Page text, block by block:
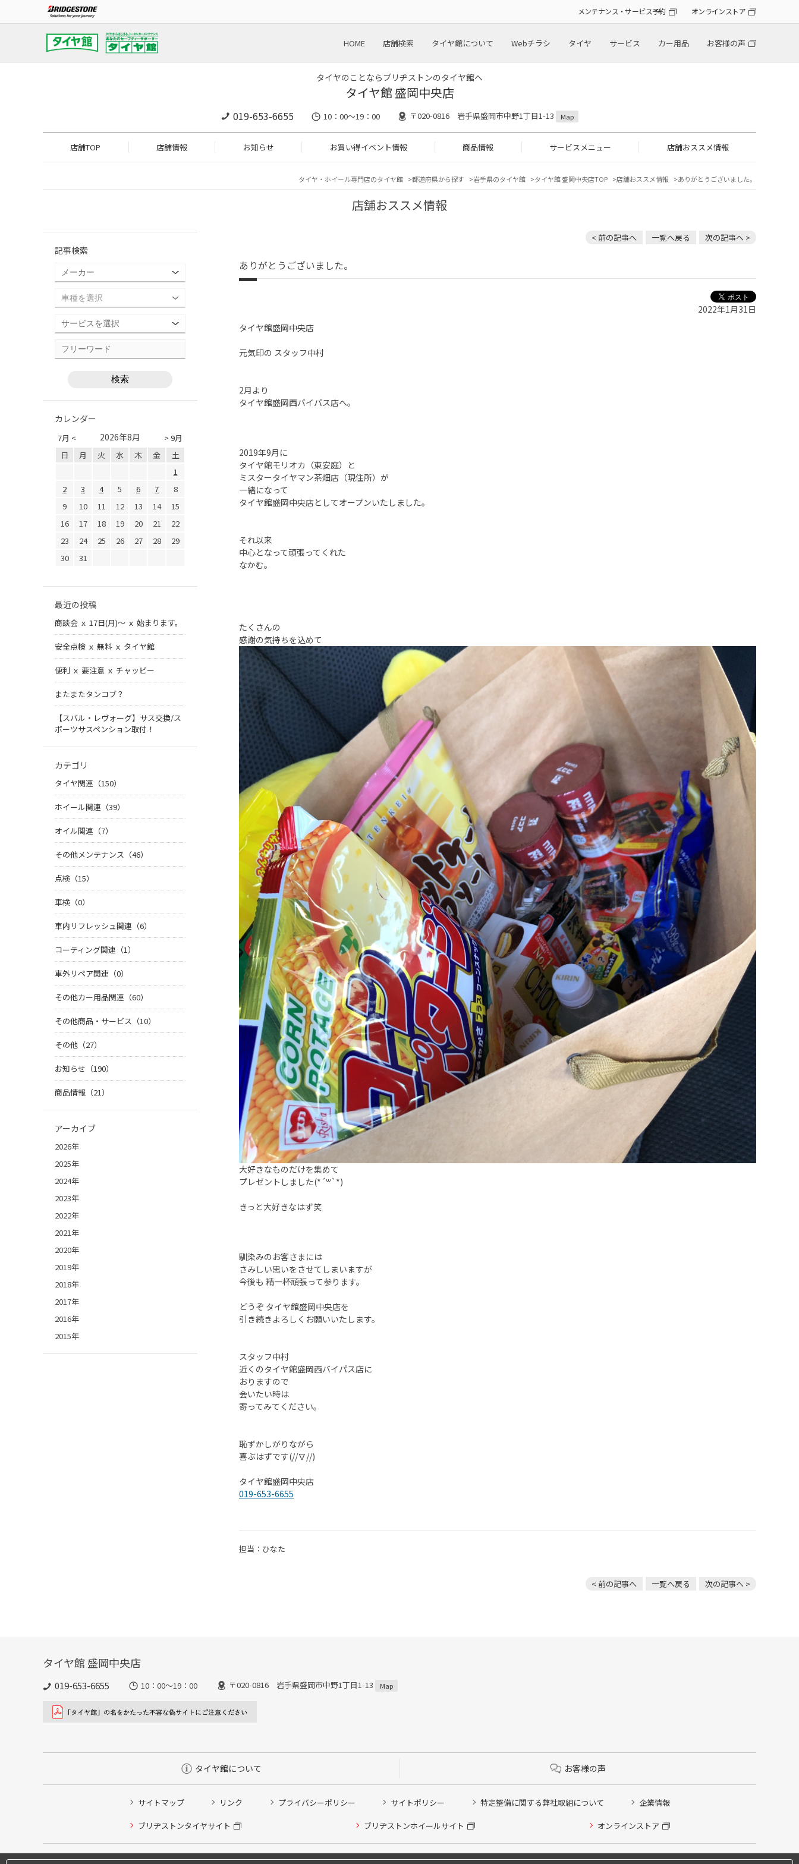
メンテナンス・サービス予約 オンラインストア
HOME 店舗検索 タイヤ館について Webチラシ タイヤ サービス カー用品 お客様の声
タイヤのことならブリヂストンのタイヤ館へ
タイヤ館 盛岡中央店
019-653-6655 10：00～19：00 〒020-0816 岩手県盛岡市中野1丁目1-13 Map
店舗TOP 店舗情報 お知らせ お買い得イベント情報 商品情報 サービスメニュー 店舗おススメ情報
タイヤ・ホイール専門店のタイヤ館 都道府県から探す 岩手県のタイヤ館 タイヤ館 盛岡中央店TOP 店舗おススメ情報 ありがとうございました。
店舗おススメ情報
< 前の記事へ 一覧へ戻る 次の記事へ >
ありがとうございました。
2022年1月31日
タイヤ館盛岡中央店
元気印の スタッフ中村
2月より
タイヤ館盛岡西バイパス店へ。
2019年9月に
タイヤ館モリオカ（東安庭）と
ミスタータイヤマン茶畑店（現住所）が
一緒になって
タイヤ館盛岡中央店としてオープンいたしました。
それ以来
中心となって頑張ってくれた
なかむ。
たくさんの
感謝の気持ちを込めて
大好きなものだけを集めて
プレゼントしました(*´꒳`*)
きっと大好きなはず笑
馴染みのお客さまには
さみしい思いをさせてしまいますが
今後も 精一杯頑張って参ります。
どうぞ タイヤ館盛岡中央店を
引き続きよろしくお願いいたします。
スタッフ中村
近くのタイヤ館盛岡西バイパス店に
おりますので
会いたい時は
寄ってみてください。
恥ずかしがりながら
喜ぶはずです(//∇//)
タイヤ館盛岡中央店
019-653-6655
担当：ひなた
< 前の記事へ 一覧へ戻る 次の記事へ >
記事検索
カレンダー
7月 < > 9月
2026年8月
日 月 火 水 木 金
土
1
2
3 4 5 6 7
8
9
10 11 12 13 14
15
16
17 18 19 20 21
22
23
24 25 26 27 28
29
30
31
最近の投稿
商談会 ｘ 17日(月)～ ｘ 始まります。
安全点検 ｘ 無料 ｘ タイヤ館
便利 ｘ 要注意 ｘ チャッピー
またまたタンコブ？
【スバル・レヴォーグ】サス交換/ス
ポーツサスペンション取付！
カテゴリ
タイヤ関連（150）
ホイール関連（39）
オイル関連（7）
その他メンテナンス（46）
点検（15）
車検（0）
車内リフレッシュ関連（6）
コーティング関連（1）
車外リペア関連（0）
その他カー用品関連（60）
その他商品・サービス（10）
その他（27）
お知らせ（190）
商品情報（21）
アーカイブ
2026年
2025年
2024年
2023年
2022年
2021年
2020年
2019年
2018年
2017年
2016年
2015年
タイヤ館 盛岡中央店
019-653-6655 10：00～19：00 〒020-0816 岩手県盛岡市中野1丁目1-13 Map
タイヤ館について お客様の声
サイトマップ リンク プライバシーポリシー サイトポリシー 特定整備に関する弊社取組について 企業情報
ブリヂストンタイヤサイト ブリヂストンホイールサイト オンラインストア
タイヤ点検・安全点検/タイヤ履き替え/オイル交換/その他ピット作業の予約
タイヤ/サービスに関するご相談の予約